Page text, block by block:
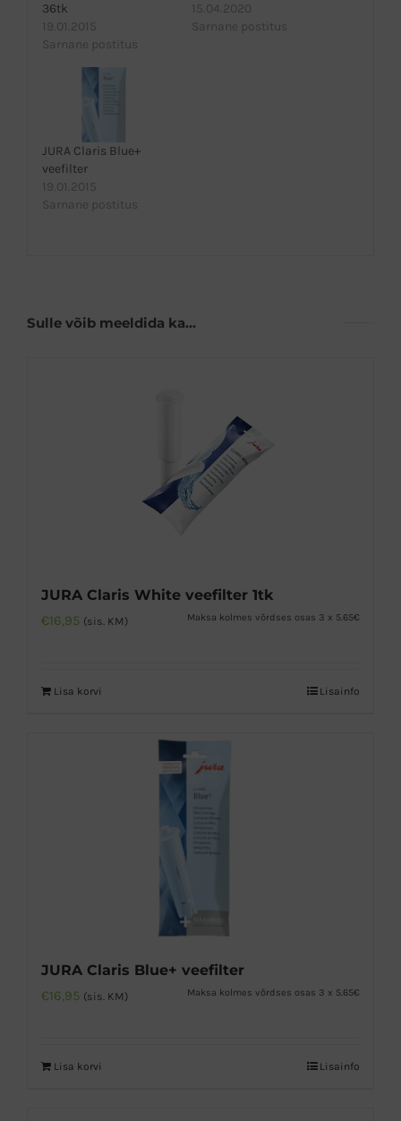
36tk
19.01.2015
Sarnane postitus
15.04.2020
Sarnane postitus
JURA Claris Blue+
veefilter
19.01.2015
Sarnane postitus
Sulle võib meeldida ka…
JURA Claris White veefilter 1tk
€16,95 (sis. KM) Maksa kolmes võrdses osas 3 x 5.65€
Lisa korvi Lisainfo
JURA Claris Blue+ veefilter
€16,95 (sis. KM) Maksa kolmes võrdses osas 3 x 5.65€
Lisa korvi Lisainfo